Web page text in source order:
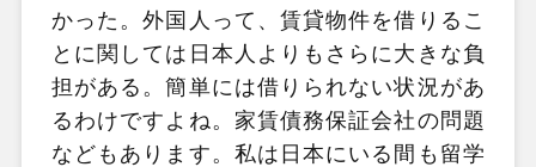
かった。外国人って、賃貸物件を借りるこ
とに関しては日本人よりもさらに大きな負
担がある。簡単には借りられない状況があ
るわけですよね。家賃債務保証会社の問題
などもあります。私は日本にいる間も留学